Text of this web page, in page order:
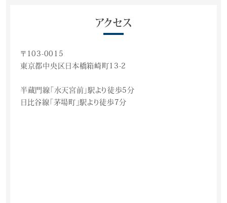
アクセス
〒103-0015
東京都中央区日本橋箱崎町13-2
半蔵門線「水天宮前」駅より徒歩5分
日比谷線「茅場町」駅より徒歩7分